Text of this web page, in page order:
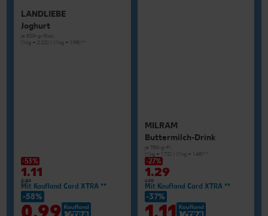
LANDLIEBE
Joghurt
je 500-g-Glas
(1 kg = 2.22) / (1 kg = 1.98)**
-53%
1.11
2.39
Mit Kaufland Card XTRA **
-58%
MILRAM
Buttermilch-Drink
je 750-g-Fl.
(1 kg = 1.72) / (1 kg = 1.48)**
-27%
1.29
1.79
Mit Kaufland Card XTRA **
-37%